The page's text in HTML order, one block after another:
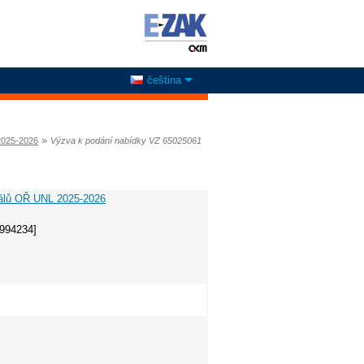
čeština
2026 » Výzva k podání nabídky VZ 65025061
OŘ UNL 2025-2026